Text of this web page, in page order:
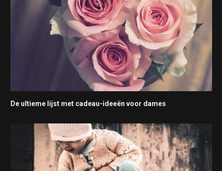
De ultieme lijst met cadeau-ideeën voor dames